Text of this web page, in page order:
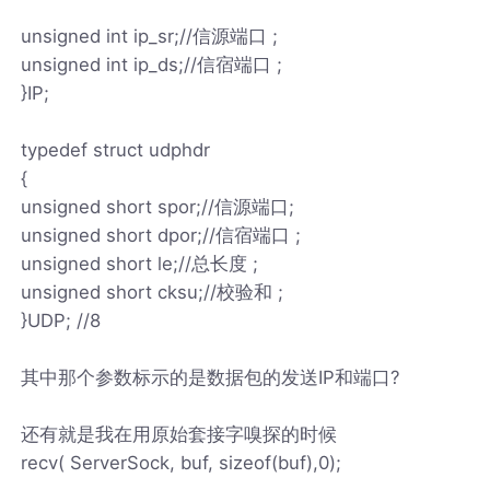
unsigned int ip_sr;//信源端口 ;
unsigned int ip_ds;//信宿端口 ;
}IP;
typedef struct udphdr
{
unsigned short spor;//信源端口;
unsigned short dpor;//信宿端口 ;
unsigned short le;//总长度 ;
unsigned short cksu;//校验和 ;
}UDP; //8
其中那个参数标示的是数据包的发送IP和端口?
还有就是我在用原始套接字嗅探的时候
recv( ServerSock, buf, sizeof(buf),0);